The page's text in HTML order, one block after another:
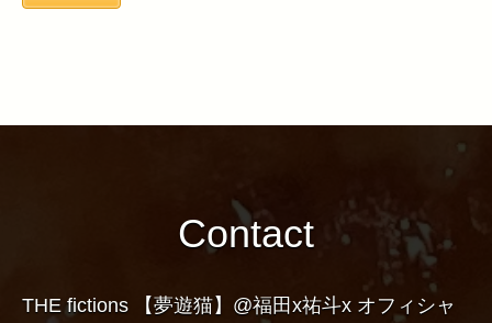
Contact
THE fictions 【夢遊猫】@福田x祐斗x オフィシャ